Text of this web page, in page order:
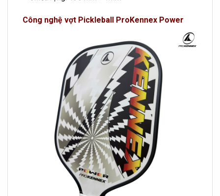
Công nghệ vợt Pickleball ProKennex Power